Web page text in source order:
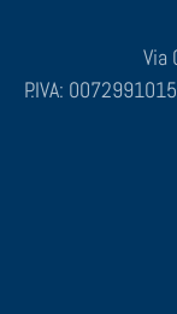
Via
P.IVA: